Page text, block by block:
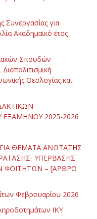
Συνεργασίας για
Ακαδημαϊκό έτος
Σπουδών
Θεολογίας και
2025-2026
ΘΕΜΑΤΑ ΑΝΩΤΑΤΗΣ
ΥΠΕΡΒΑΣΗΣ
ΦΟΙΤΗΤΩΝ – [ΑΡΘΡΟ
Φεβρουαρίου 2026
ΙΚΥ